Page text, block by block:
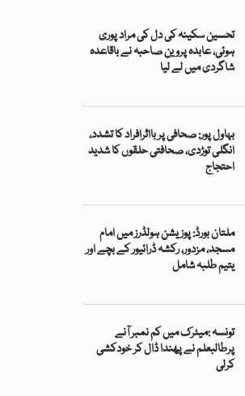
تحسین سکینہ کی دل کی مراد پوری
ہوئی، عابدہ پروین صاحبہ نے باقاعدہ
شاگردی میں لے لیا
بہاول پور: صحافی پر بااثرافراد کا تشدد،
انگلی توڑدی، صحافتی حلقوں کا شدید
احتجاج
ملتان بورڈ: پوزیشن ہولڈرز میں امام
مسجد، مزدور، رکشہ ڈرائیور کے بچے اور
یتیم طلبہ شامل
تونسہ :میٹرک میں کم نمبر آنے
پرطالبعلم نے پھندا ڈال کر خودکشی
کرلی